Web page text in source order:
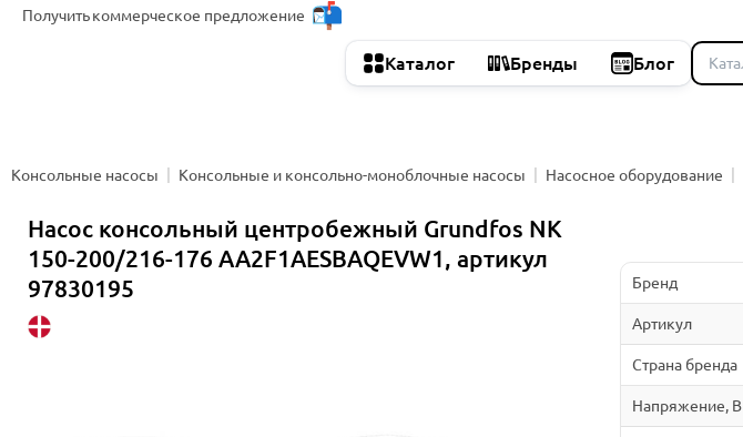
Получитькоммерческое предложение
Каталог Бренды Блог
Консольные насосы Консольные и консольно-моноблочные насосы Насосное оборудование
Насос консольный центробежный Grundfos NK
150-200/216-176 AA2F1AESBAQEVW1, артикул
97830195
Бренд
Артикул
Страна бренда
Напряжение, В